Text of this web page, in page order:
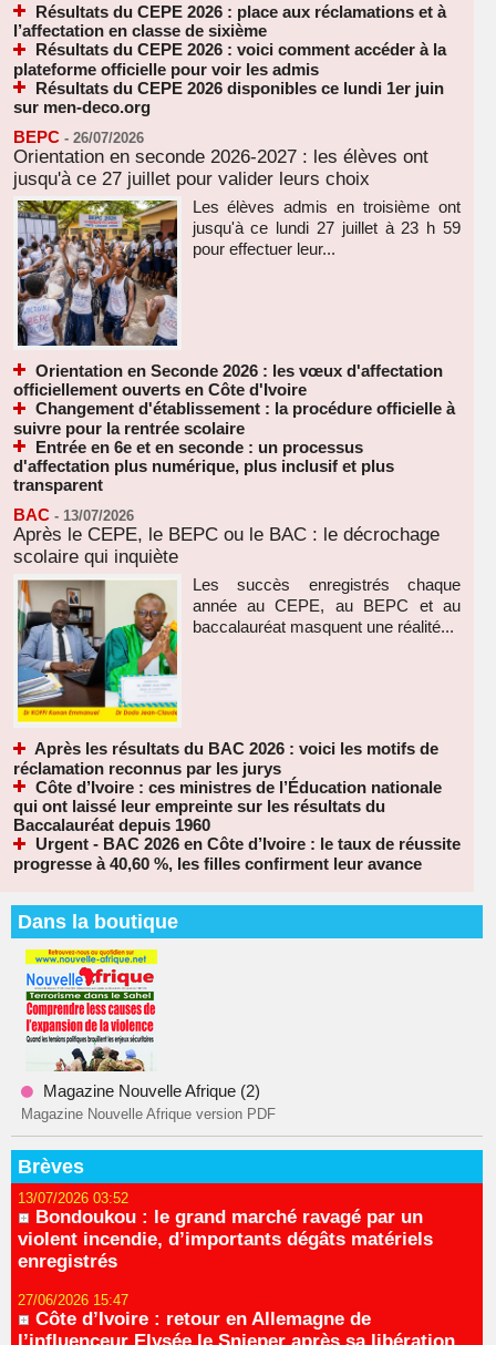
Résultats du CEPE 2026 : place aux réclamations et à
l’affectation en classe de sixième
Résultats du CEPE 2026 : voici comment accéder à la
plateforme officielle pour voir les admis
Résultats du CEPE 2026 disponibles ce lundi 1er juin
sur men-deco.org
BEPC - 26/07/2026
Orientation en seconde 2026-2027 : les élèves ont
jusqu'à ce 27 juillet pour valider leurs choix
Les élèves admis en troisième ont
jusqu'à ce lundi 27 juillet à 23 h 59
pour effectuer leur...
Orientation en Seconde 2026 : les vœux d'affectation
officiellement ouverts en Côte d'Ivoire
Changement d'établissement : la procédure officielle à
suivre pour la rentrée scolaire
Entrée en 6e et en seconde : un processus
d'affectation plus numérique, plus inclusif et plus
transparent
BAC - 13/07/2026
Après le CEPE, le BEPC ou le BAC : le décrochage
scolaire qui inquiète
Les succès enregistrés chaque
année au CEPE, au BEPC et au
baccalauréat masquent une réalité...
Après les résultats du BAC 2026 : voici les motifs de
réclamation reconnus par les jurys
Côte d’Ivoire : ces ministres de l’Éducation nationale
qui ont laissé leur empreinte sur les résultats du
Baccalauréat depuis 1960
Urgent - BAC 2026 en Côte d’Ivoire : le taux de réussite
progresse à 40,60 %, les filles confirment leur avance
Dans la boutique
Magazine Nouvelle Afrique (2)
Magazine Nouvelle Afrique version PDF
Brèves
13/07/2026 03:52
Bondoukou : le grand marché ravagé par un
violent incendie, d’importants dégâts matériels
enregistrés
27/06/2026 15:47
Côte d’Ivoire : retour en Allemagne de